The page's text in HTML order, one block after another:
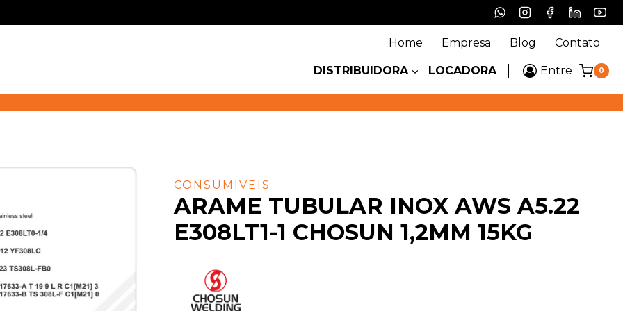
Home Empresa Blog Contato
DISTRIBUIDORA LOCADORA Entre 0
CONSUMIVEIS
ARAME TUBULAR INOX AWS A5.22
E308LT1-1 CHOSUN 1,2MM 15KG